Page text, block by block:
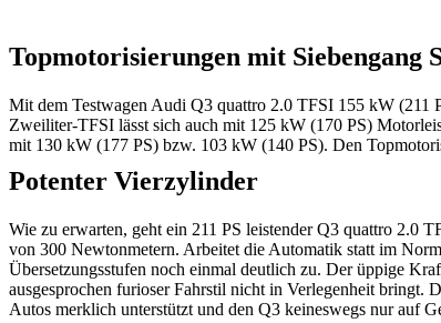
Topmotorisierungen mit Siebengang
Mit dem Testwagen Audi Q3 quattro 2.0 TFSI 155 kW (211
Zweiliter-TFSI lässt sich auch mit 125 kW (170 PS)
mit 130 kW (177 PS) bzw. 103 kW (140 PS). Den
Potenter Vierzylinder
Wie zu erwarten, geht ein 211 PS leistender Q3 quattro 2.0
von 300 Newtonmetern. Arbeitet die Automatik statt im
Übersetzungsstufen noch einmal deutlich zu. Der üppige
ausgesprochen furioser Fahrstil nicht in Verlegenheit bringt.
Autos merklich unterstützt und den Q3 keineswegs nur auf